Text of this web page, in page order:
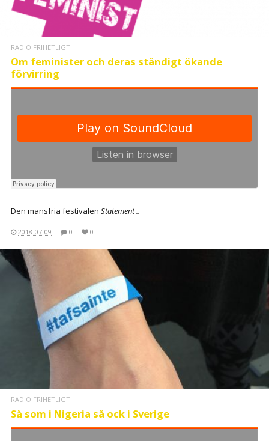
RADIO FRIHETLIGT
Om feminister och deras ständigt ökande
förvirring
Den mansfria festivalen Statement ..
2018-07-09 0 0
RADIO FRIHETLIGT
Så som i Nigeria så ock i Sverige